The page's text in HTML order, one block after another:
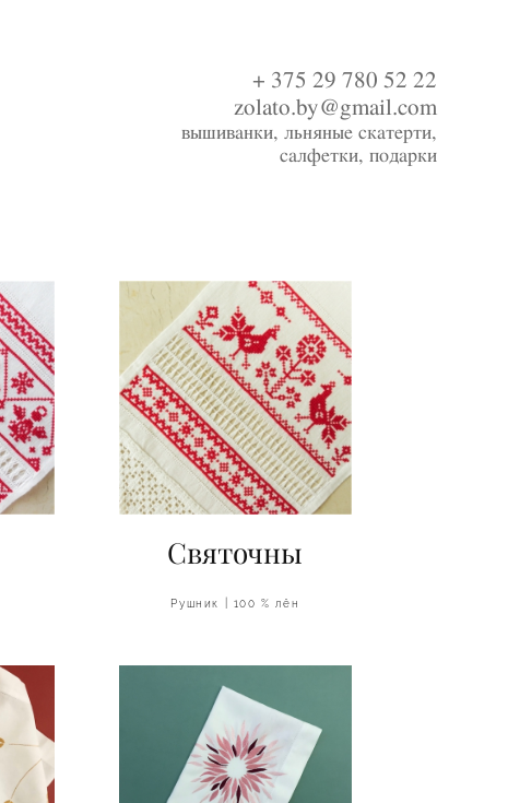
+ 375 29 780 52 22
zolato.by@gmail.com
вышиванки, льняные скатерти,
салфетки, подарки
Святочны
Рушник | 100 % лён